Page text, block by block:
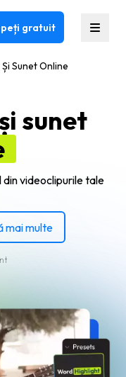
gratuit
Sunet Online
sunet
videoclipurile tale
mai multe